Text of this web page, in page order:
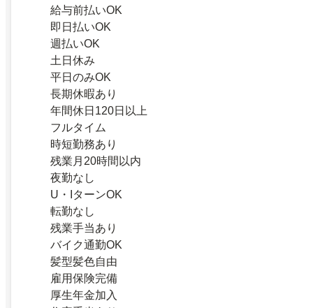
給与前払いOK
即日払いOK
週払いOK
土日休み
平日のみOK
長期休暇あり
年間休日120日以上
フルタイム
時短勤務あり
残業月20時間以内
夜勤なし
U・IターンOK
転勤なし
残業手当あり
バイク通勤OK
髪型髪色自由
雇用保険完備
厚生年金加入